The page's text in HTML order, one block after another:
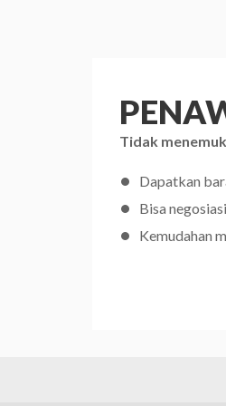
Tidak
Dapatkan
Bisa
Kemudahan